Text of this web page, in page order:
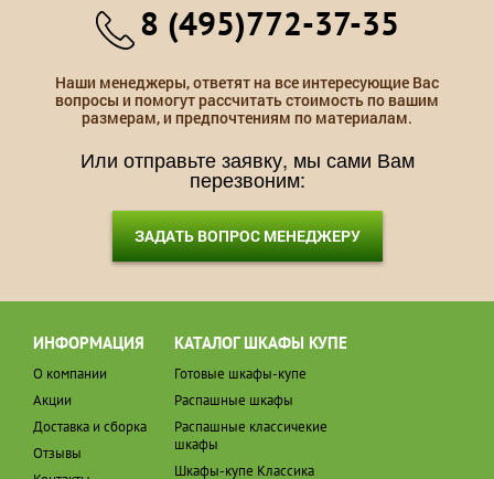
8 (495)772-37-35
Наши менеджеры, ответят на все интересующие Вас
вопросы и помогут рассчитать стоимость по вашим
размерам, и предпочтениям по материалам.
Или отправьте заявку, мы сами Вам
перезвоним:
ЗАДАТЬ ВОПРОС МЕНЕДЖЕРУ
ИНФОРМАЦИЯ
О компании
Акции
Доставка и сборка
Отзывы
КАТАЛОГ ШКАФЫ КУПЕ
Готовые шкафы-купе
Распашные шкафы
Распашные классичекие
шкафы
Шкафы-купе Классика